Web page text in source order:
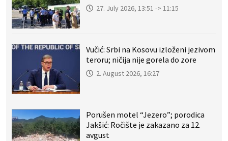
27. July 2026, 13:51 -> 11:15
Vučić: Srbi na Kosovu izloženi jezivom
teroru; ničija nije gorela do zore
2. August 2026, 16:27
Porušen motel “Jezero”; porodica
Jakšić: Ročište je zakazano za 12.
avgust